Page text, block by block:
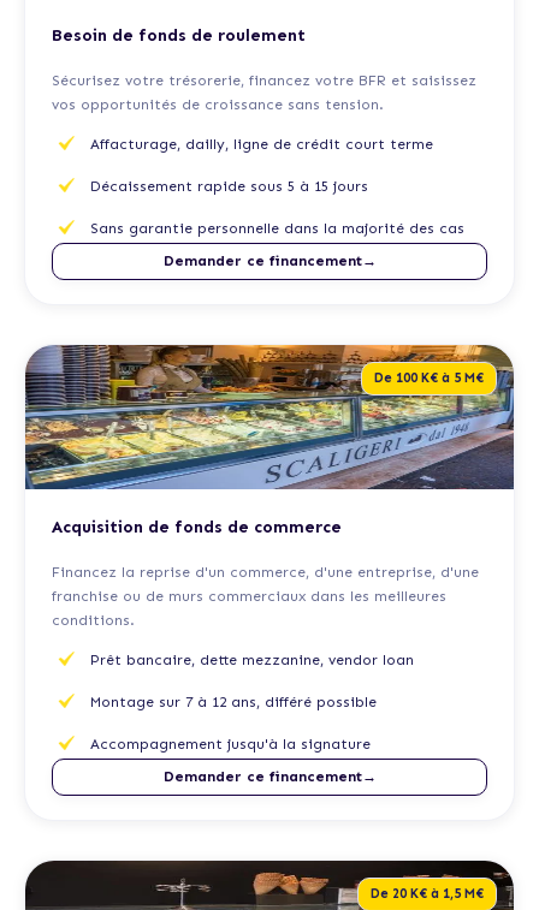
Besoin de fonds de roulement
Sécurisez votre trésorerie, financez votre BFR et saisissez
vos opportunités de croissance sans tension.
Affacturage, dailly, ligne de crédit court terme
Décaissement rapide sous 5 à 15 jours
Sans garantie personnelle dans la majorité des cas
Demander ce financement→
De 100 K€ à 5 M€
Acquisition de fonds de commerce
Financez la reprise d'un commerce, d'une entreprise, d'une
franchise ou de murs commerciaux dans les meilleures
conditions.
Prêt bancaire, dette mezzanine, vendor loan
Montage sur 7 à 12 ans, différé possible
Accompagnement jusqu'à la signature
Demander ce financement→
De 20 K€ à 1,5 M€